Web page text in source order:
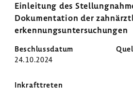
Einlei­tung des
Doku­men­ta­tion der
erken­nungs­un­ter­su­chungen
24.10.2024